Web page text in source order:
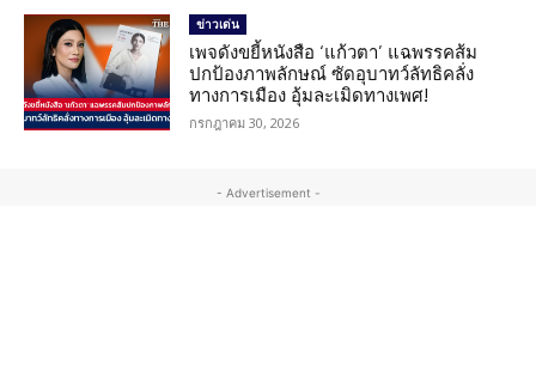
ข่าวเด่น
เพจดังขยี้หนังสือ ‘แก้วตา’ แฉพรรคส้ม
ปกป้องภาพลักษณ์ ซัดอุบาทว์ลัทธิคลั่ง
ทางการเมือง อุ้มละเมิดทางเพศ!
กรกฎาคม 30, 2026
- Advertisement -